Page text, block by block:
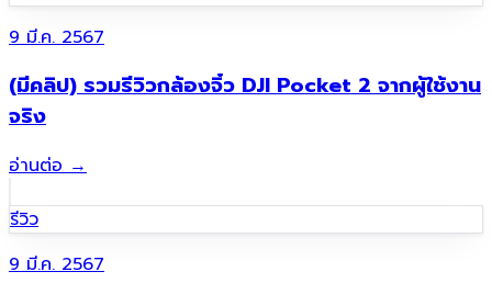
9 มี.ค. 2567
(มีคลิป) รวมรีวิวกล้องจิ๋ว DJI Pocket 2 จากผู้ใช้งาน
จริง
อ่านต่อ→
รีวิว
9 มี.ค. 2567